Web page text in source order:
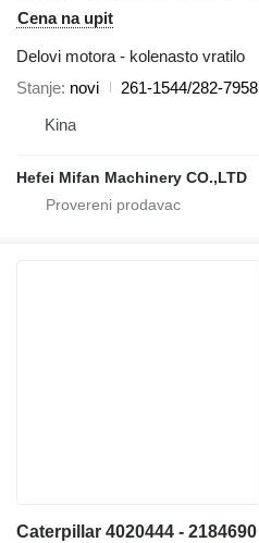
Cena na upit
Delovi motora - kolenasto vratilo
Stanje novi
261-1544/282-7958
Kina
Hefei Mifan Machinery CO.,LTD